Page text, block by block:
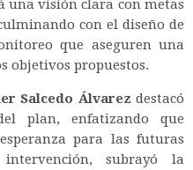
una visión clara con metas
con el diseño de
que aseguren una
objetivos propuestos.
Salcedo Álvarez destacó
plan, enfatizando que
para las futuras
subrayó la